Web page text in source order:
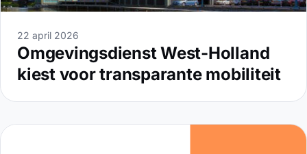
22 april 2026
Omgevingsdienst West-Holland
kiest voor transparante mobiliteit